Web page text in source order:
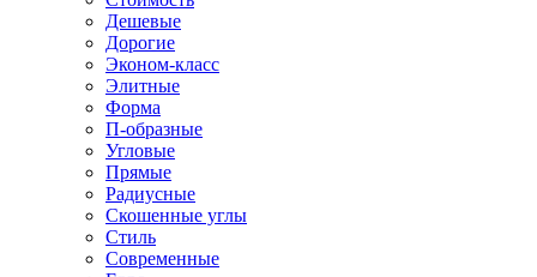
Дешевые
Дорогие
Эконом-класс
Элитные
Форма
П-образные
Угловые
Прямые
Радиусные
Скошенные углы
Стиль
Современные